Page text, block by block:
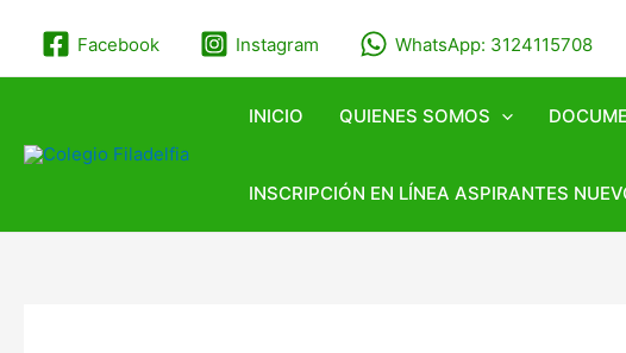
Facebook Instagram WhatsApp: 3124115708
INICIO QUIENES SOMOS
INSCRIPCIÓN EN LÍNEA ASPIRANTES
de